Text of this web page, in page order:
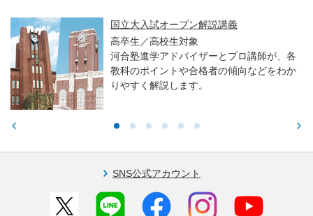
国立大入試オープン解説講義
高卒生／高校生対象
河合塾進学アドバイザーとプロ講師が、各
教科のポイントや合格者の傾向などをわか
りやすく解説します。
SNS公式アカウント